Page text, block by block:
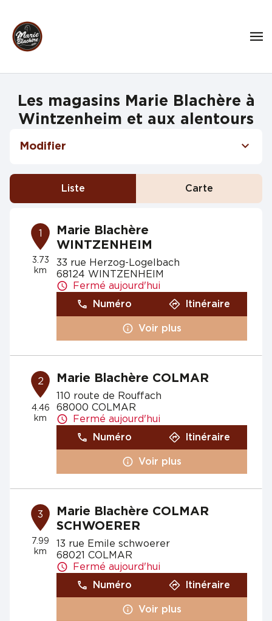
Les magasins Marie Blachère à
Wintzenheim et aux alentours
Modifier
Liste Carte
1
3.73
km
Marie Blachère
WINTZENHEIM
33 rue Herzog-Logelbach
68124 WINTZENHEIM
Fermé aujourd'hui
Numéro
Itinéraire
Voir plus
2
4.46
km
Marie Blachère COLMAR
110 route de Rouffach
68000 COLMAR
Fermé aujourd'hui
Numéro
Itinéraire
Voir plus
3
7.99
km
Marie Blachère COLMAR
SCHWOERER
13 rue Emile schwoerer
68021 COLMAR
Fermé aujourd'hui
Numéro
Itinéraire
Voir plus